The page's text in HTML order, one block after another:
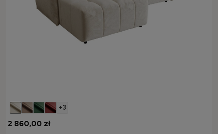
+3
2 860,00 zł